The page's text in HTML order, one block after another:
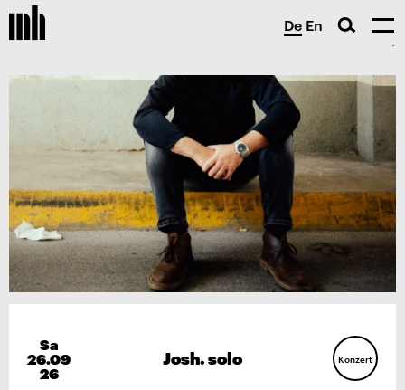
De En
Sa
26.09
26
Josh. solo Konzert